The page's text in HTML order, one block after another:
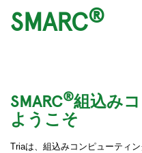
SMARC®
SMARC®組込み
ようこそ
Triaは、組込みコンピューティ